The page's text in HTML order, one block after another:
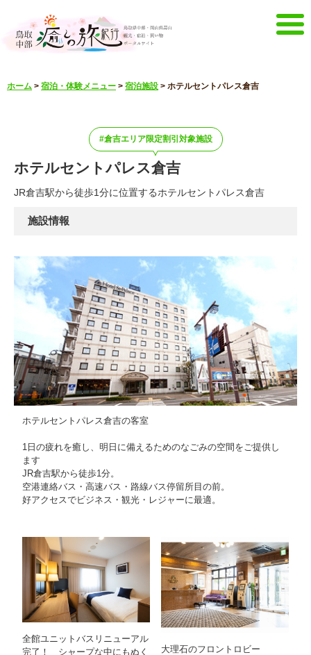
ホーム イベントキャンペーン
お知らせ
言語選択
English 한국어
中文簡体
メルマガ配信 パンフレット
その他のメニュー
鳥取中部観光推進機構 お問い合わせ
当サイトについて
リンク 著作権表記
ホーム > 宿泊・体験メニュー > 宿泊施設 > ホテルセントパレス倉吉
倉吉エリア限定割引対象施設
ホテルセントパレス倉吉
JR倉吉駅から徒歩1分に位置するホテルセントパレス倉吉
施設情報
ホテルセントパレス倉吉の客室
1日の疲れを癒し、明日に備えるためのなごみの空間をご提供し
ます
JR倉吉駅から徒歩1分。
空港連絡バス・高速バス・路線バス停留所目の前。
好アクセスでビジネス・観光・レジャーに最適。
全館ユニットバスリニューアル
完了！ シャープな中にもぬく
大理石のフロントロビー